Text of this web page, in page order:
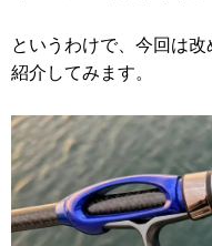
というわけで、今回は
紹介してみます。